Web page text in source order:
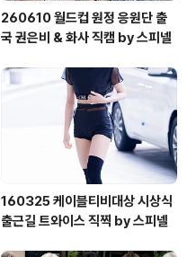
260610 월드컵 원정 응원단 출
국 권은비 & 화사 직캠 by 스피넬
160325 케이블티비대상 시상식
출근길 트와이스 직찍 by 스피넬